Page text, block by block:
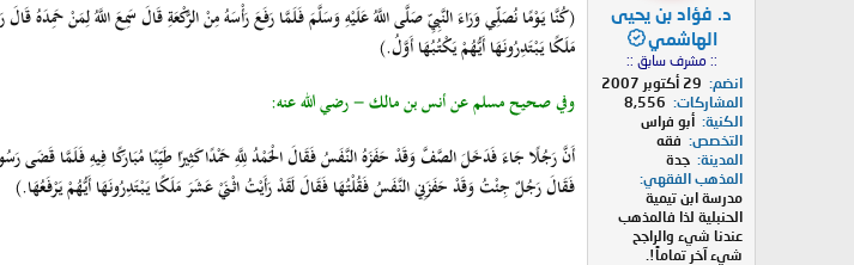
د. فؤاد بن يحيى
الهاشمي
:: مشرف سابق ::
انضم
29 أكتوبر 2007
المشاركات
8,556
الكنية أبو فراس
التخصص
فقه
المدينة جدة
المذهب الفقهي
مدرسة ابن تيمية
الحنبلية لذا فالمذهب
عندنا شيء والراجح
شيء آخر تماماً!.
(كُنَّا يَوْمًا نُصَلِّي وَرَاءَ النَّبِيِّ صَلَّى اللَّهُ عَلَيْهِ وَسَلَّمَ فَلَمَّا رَفَعَ رَأْسَهُ مِنْ الرَّكْعَةِ قَالَ سَمِعَ اللَّهُ لِمَنْ حَمِدَهُ
مَلَكًا يَبْتَدِرُونَهَا أَيُّهُمْ يَكْتُبُهَا أَوَّلُ.)
وفي صحيح مسلم عن أنس بن مالك - رضي الله عنه:
أَنَّ رَجُلًا جَاءَ فَدَخَلَ الصَّفَّ وَقَدْ حَفَزَهُ النَّفَسُ فَقَالَ الْحَمْدُ لِلَّهِ حَمْدًا كَثِيرًا طَيِّبًا مُبَارَكًا فِيهِ فَلَمَّا قَضَى
فَقَالَ رَجُلٌ جِئْتُ وَقَدْ حَفَزَنِي النَّفَسُ فَقُلْتُهَا فَقَالَ لَقَدْ رَأَيْتُ اثْنَيْ عَشَرَ مَلَكًا يَبْتَدِرُونَهَا أَيُّهُمْ يَرْفَعُهَا.)